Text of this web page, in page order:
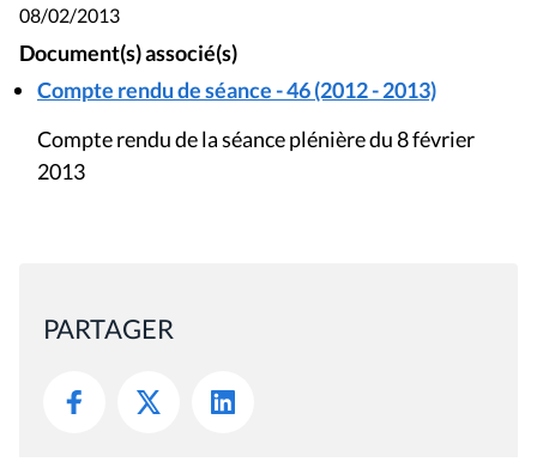
08/02/2013
Document(s) associé(s)
Compte rendu de séance - 46 (2012 - 2013)
Compte rendu de la séance plénière du 8 février
2013
PARTAGER